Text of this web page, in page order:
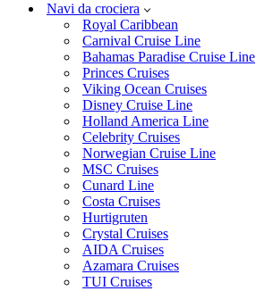
Navi da crociera
Royal Caribbean
Carnival Cruise Line
Bahamas Paradise Cruise Line
Princes Cruises
Viking Ocean Cruises
Disney Cruise Line
Holland America Line
Celebrity Cruises
Norwegian Cruise Line
MSC Cruises
Cunard Line
Costa Cruises
Hurtigruten
Crystal Cruises
AIDA Cruises
Azamara Cruises
TUI Cruises